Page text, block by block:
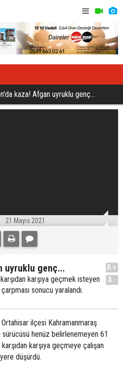
teklif... Türkiye
kaza! Afgan uyruklu genç...
21 Mayıs 2021
uyruklu genç...
karşıya geçmek isteyen
sonucu yaralandı.
A+
A-
ilçesi Kahramanmaraş
henüz belirlenemeyen 61
karşıya geçmeye çalışan
düşürdü.